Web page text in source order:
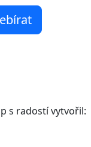
s radostí vytvořil: